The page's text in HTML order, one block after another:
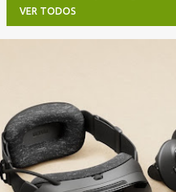
VER TODOS
t
a
g